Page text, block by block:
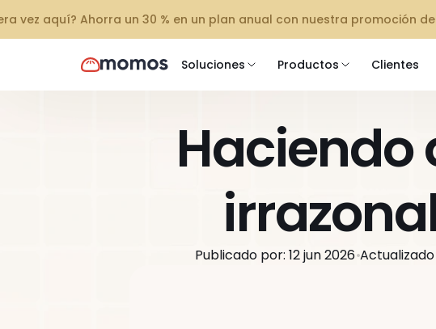
Haciendo
Publicado por: 12 jun 2026
vez aquí? Ahorra un 30 % en un plan anual con nuestra promoción
Soluciones Productos Clientes